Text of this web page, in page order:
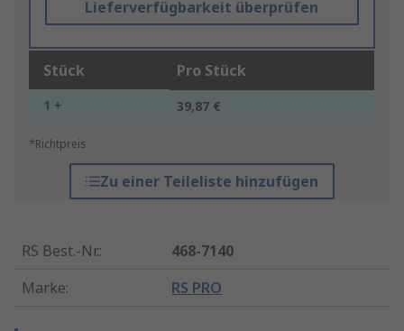
Lieferverfügbarkeit überprüfen
Stück Pro Stück
1 + 39,87 €
*Richtpreis
Zu einer Teileliste hinzufügen
RS Best.-Nr.:
468-7140
Marke: RS PRO